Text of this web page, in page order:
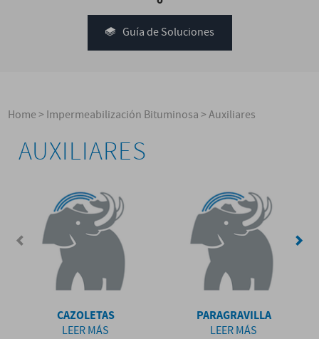
Guía de Soluciones
Home>Impermeabilización Bituminosa>Auxiliares
AUXILIARES
CAZOLETAS
LEER MÁS
PARAGRAVILLA
LEER MÁS